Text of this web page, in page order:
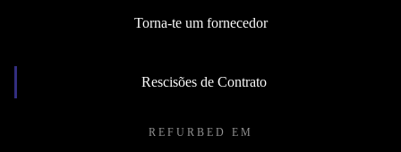
Torna-te um fornecedor
Rescisões de Contrato
REFURBED EM